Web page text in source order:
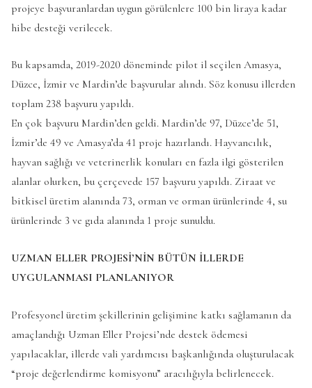
projeye başvuranlardan uygun görülenlere 100 bin liraya kadar
hibe desteği verilecek.
Bu kapsamda, 2019-2020 döneminde pilot il seçilen Amasya,
Düzce, İzmir ve Mardin’de başvurular alındı. Söz konusu illerden
toplam 238 başvuru yapıldı.
En çok başvuru Mardin’den geldi. Mardin’de 97, Düzce’de 51,
İzmir’de 49 ve Amasya’da 41 proje hazırlandı. Hayvancılık,
hayvan sağlığı ve veterinerlik konuları en fazla ilgi gösterilen
alanlar olurken, bu çerçevede 157 başvuru yapıldı. Ziraat ve
bitkisel üretim alanında 73, orman ve orman ürünlerinde 4, su
ürünlerinde 3 ve gıda alanında 1 proje sunuldu.
UZMAN ELLER PROJESİ’NİN BÜTÜN İLLERDE
UYGULANMASI PLANLANIYOR
Profesyonel üretim şekillerinin gelişimine katkı sağlamanın da
amaçlandığı Uzman Eller Projesi’nde destek ödemesi
yapılacaklar, illerde vali yardımcısı başkanlığında oluşturulacak
“proje değerlendirme komisyonu” aracılığıyla belirlenecek.